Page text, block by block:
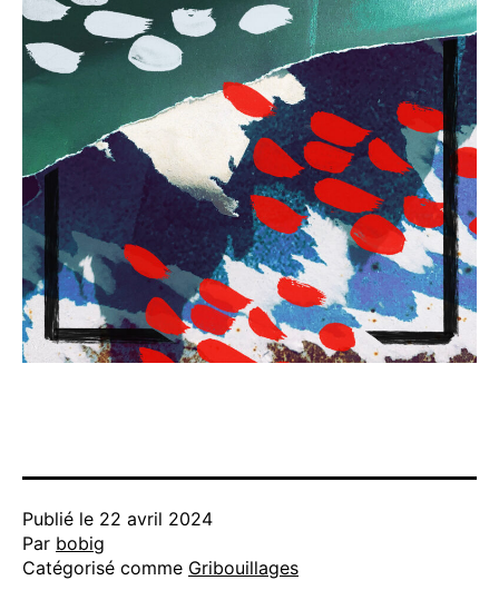
Publié le 22 avril 2024
Par bobig
Catégorisé comme Gribouillages